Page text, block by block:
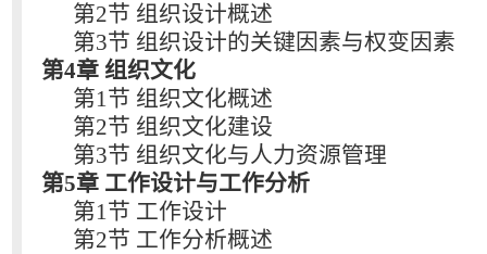
第2节 组织设计概述
第3节 组织设计的关键因素与权变因素
第4章 组织文化
第1节 组织文化概述
第2节 组织文化建设
第3节 组织文化与人力资源管理
第5章 工作设计与工作分析
第1节 工作设计
第2节 工作分析概述